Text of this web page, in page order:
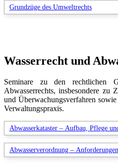
Grundzüge des Umweltrechts
Wasserrecht und
Seminare zu den rechtlichen
Abwasserrechts, insbesondere zu
und Überwachungsverfahren
Verwaltungspraxis.
Abwasserkataster – Aufbau, Pflege
Abwasserverordnung –